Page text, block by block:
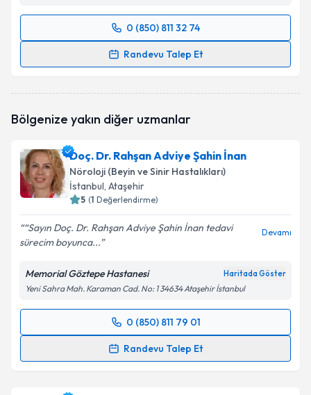
0 (850) 811 32 74
Randevu Talep Et
Randevu Takvimi Talebi
oluşturun. Size bu uzmandan randevu almanız için bir
Kişisel verilerimin işlenmesine ilişkin
Metni'ni okudum ve kişisel verilerimin belirtilen
kapsamda işlenmesini kabul ediyorum.
Takvim Talebini Gönder
Bölgenize yakın diğer uzmanlar
Doç. Dr. Rahşan Adviye Şahin İnan
Nöroloji (Beyin ve Sinir Hastalıkları)
İstanbul, Ataşehir
5 (1 Değerlendirme)
“Sayın Doç. Dr. Rahşan Adviye Şahin İnan tedavi
sürecim boyunca...
Devamı
Memorial Göztepe Hastanesi Haritada Göster
Yeni Sahra Mah. Karaman Cad. No: 1 34634 Ataşehir İstanbul
0 (850) 811 79 01
Randevu Talep Et
Randevu Takvimi Talebi